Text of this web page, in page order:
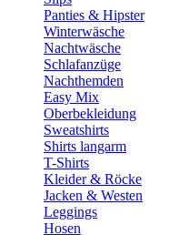
Panties & Hipster
Winterwäsche
Nachtwäsche
Schlafanzüge
Nachthemden
Easy Mix
Oberbekleidung
Sweatshirts
Shirts langarm
T-Shirts
Kleider & Röcke
Jacken & Westen
Leggings
Hosen